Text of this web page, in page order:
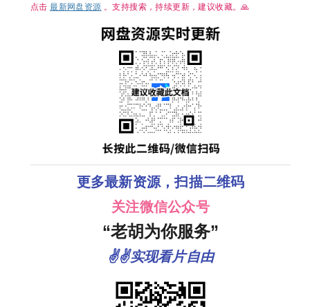
点击最新网盘资源 。支持搜索，持续更新，建议收藏。🙏
更多最新资源，扫描二维码
关注微信公众号
“老胡为你服务”
✌✌实现看片自由